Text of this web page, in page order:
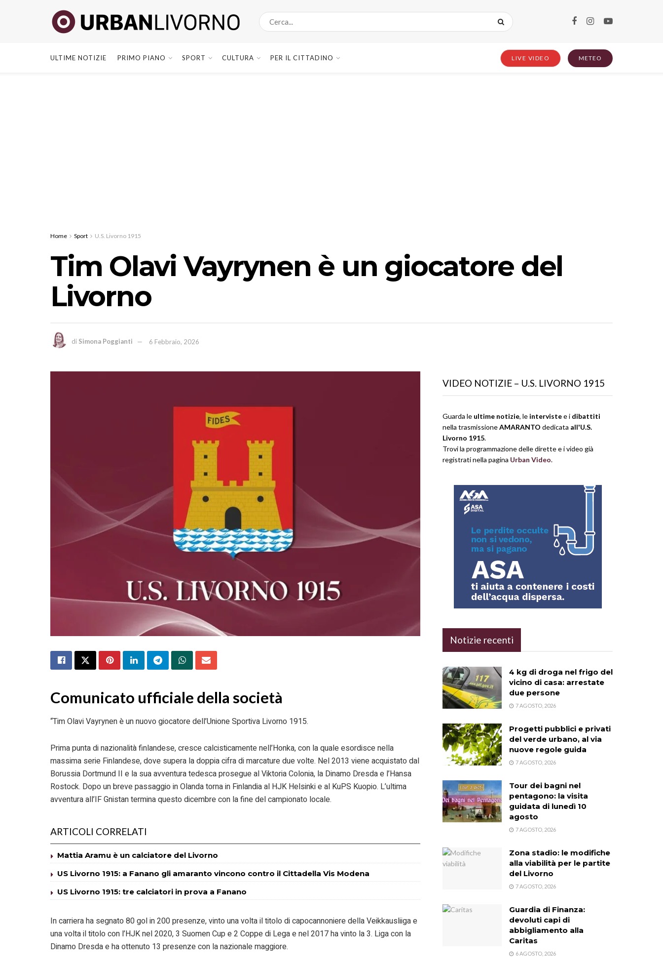
ULTIME NOTIZIE PRIMO PIANO SPORT CULTURA PER IL CITTADINO LIVE VIDEO METEO
Home Sport U.S. Livorno 1915
Tim Olavi Vayrynen è un giocatore del
Livorno
di Simona Poggianti 6 Febbraio, 2026
Comunicato ufficiale della società
“Tim Olavi Vayrynen è un nuovo giocatore dell’Unione Sportiva Livorno 1915.
Prima punta di nazionalità finlandese, cresce calcisticamente nell’Honka, con la quale esordisce nella
massima serie Finlandese, dove supera la doppia cifra di marcature due volte. Nel 2013 viene acquistato dal
Borussia Dortmund II e la sua avventura tedesca prosegue al Viktoria Colonia, la Dinamo Dresda e l’Hansa
Rostock. Dopo un breve passaggio in Olanda torna in Finlandia al HJK Helsinki e al KuPS Kuopio. L’ultima
avventura all’IF Gnistan termina questo dicembre con la fine del campionato locale.
ARTICOLI CORRELATI
Mattia Aramu è un calciatore del Livorno
US Livorno 1915: a Fanano gli amaranto vincono contro il Cittadella Vis Modena
US Livorno 1915: tre calciatori in prova a Fanano
In carriera ha segnato 80 gol in 200 presenze, vinto una volta il titolo di capocannoniere della Veikkausliiga e
una volta il titolo con l’HJK nel 2020, 3 Suomen Cup e 2 Coppe di Lega e nel 2017 ha vinto la 3. Liga con la
Dinamo Dresda e ha ottenuto 13 presenze con la nazionale maggiore.
VIDEO NOTIZIE – U.S. LIVORNO 1915
Guarda le ultime notizie, le intervistee i dibattiti
nella trasmissioneAMARANTO dedicata all'U.S.
Livorno 1915.
Trovi la programmazione delle dirette e i video già
registrati nella pagina Urban Video.
Notizie recenti
4 kg di droga nel frigo del
vicino di casa: arrestate
due persone
7 AGOSTO, 2026
Progetti pubblici e privati
del verde urbano, al via
nuove regole guida
7 AGOSTO, 2026
Tour dei bagni nel
pentagono: la visita
guidata di lunedì 10
agosto
7 AGOSTO, 2026
Zona stadio: le modifiche
alla viabilità per le partite
del Livorno
7 AGOSTO, 2026
Guardia di Finanza:
devoluti capi di
abbigliamento alla
Caritas
6 AGOSTO, 2026